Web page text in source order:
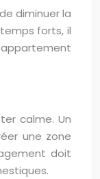
diminuer la
forts, il
appartement
calme. Un
une zone
doit